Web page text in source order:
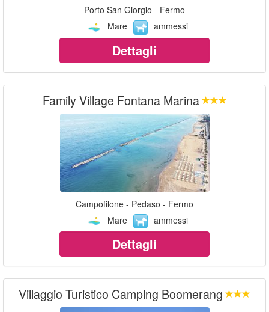
Porto San Giorgio - Fermo
Mare
ammessi
Dettagli
Family Village Fontana Marina
Campofilone - Pedaso - Fermo
Mare
ammessi
Dettagli
Villaggio Turistico Camping Boomerang